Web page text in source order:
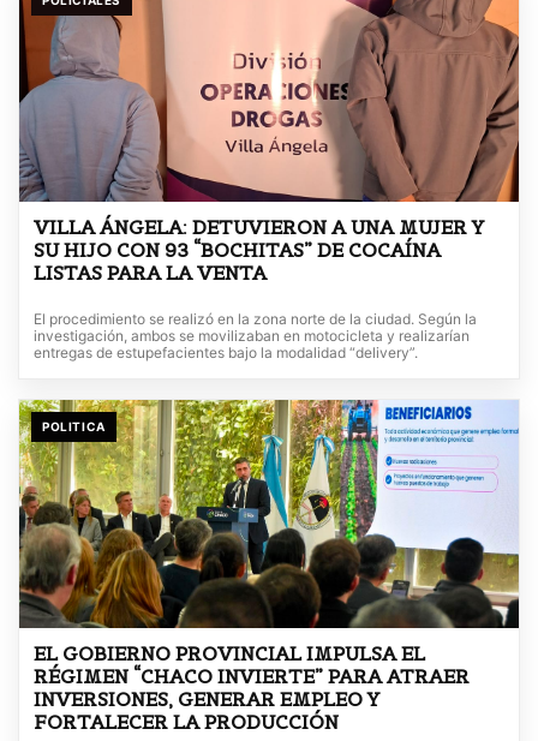
VILLA ÁNGELA: DETUVIERON A UNA MUJER Y
SU HIJO CON 93 “BOCHITAS” DE COCAÍNA
LISTAS PARA LA VENTA
El procedimiento se realizó en la zona norte de la ciudad. Según la
investigación, ambos se movilizaban en motocicleta y realizarían
entregas de estupefacientes bajo la modalidad “delivery”.
POLITICA
EL GOBIERNO PROVINCIAL IMPULSA EL
RÉGIMEN “CHACO INVIERTE” PARA ATRAER
INVERSIONES, GENERAR EMPLEO Y
FORTALECER LA PRODUCCIÓN